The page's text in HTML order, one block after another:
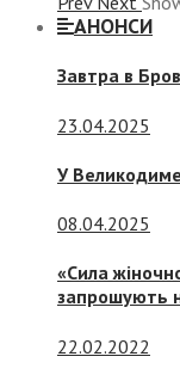
АНОНСИ
Завтра в
23.04.2025
У
08.04.2025
«Сила
запрошують
22.02.2022